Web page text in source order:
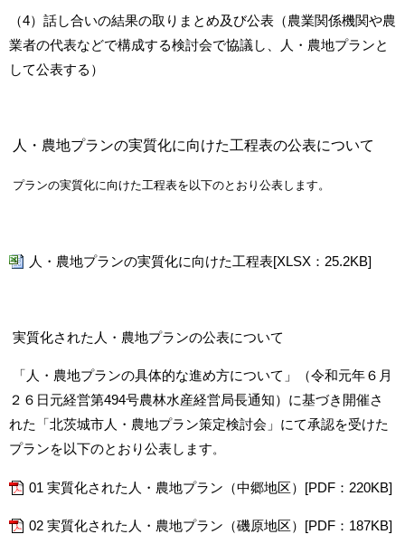
（4）話し合いの結果の取りまとめ及び公表（農業関係機関や農
業者の代表などで構成する検討会で協議し、人・農地プランと
して公表する）
人・農地プランの実質化に向けた工程表の公表について
プランの実質化に向けた工程表を以下のとおり公表します。
人・農地プランの実質化に向けた工程表[XLSX：25.2KB]
実質化された人・農地プランの公表について
「人・農地プランの具体的な進め方について」（令和元年６月
２６日元経営第494号農林水産経営局長通知）に基づき開催さ
れた「北茨城市人・農地プラン策定検討会」にて承認を受けた
プランを以下のとおり公表します。
01 実質化された人・農地プラン（中郷地区）[PDF：220KB]
02 実質化された人・農地プラン（磯原地区）[PDF：187KB]